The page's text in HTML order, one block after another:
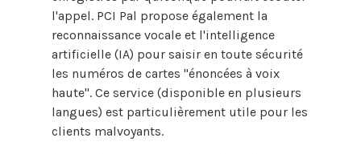
l'appel. PCI Pal propose également la
reconnaissance vocale et l'intelligence
artificielle (IA) pour saisir en toute sécurité
les numéros de cartes "énoncées à voix
haute". Ce service (disponible en plusieurs
langues) est particulièrement utile pour les
clients malvoyants.